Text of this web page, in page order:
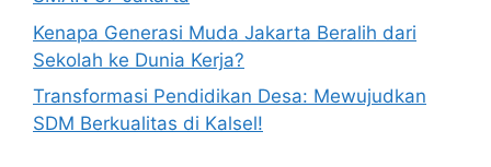
Kenapa Generasi Muda Jakarta Beralih dari
Sekolah ke Dunia Kerja?
Transformasi Pendidikan Desa: Mewujudkan
SDM Berkualitas di Kalsel!